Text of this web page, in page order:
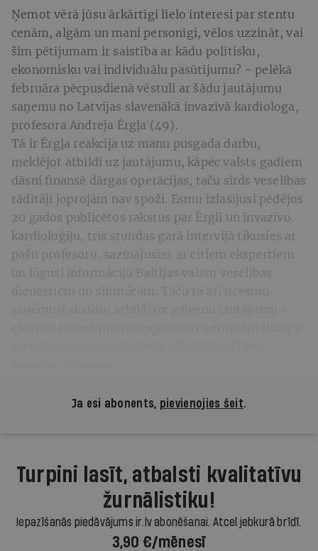
Ņemot vērā jūsu ārkārtīgi lielo interesi par stentu
cenām, algām un mani personīgi, vēlos uzzināt, vai
šim pētījumam ir saistība ar kādu politisku,
ekonomisku vai individuālu pasūtījumu? - pelēkā
februāra pēcpusdienā vēstuli ar šādu jautājumu
saņemu no Latvijas slavenākā invazīvā kardiologa,
profesora Andreja Ērgļa (49).
Tā ir Ērgļa reakcija uz manu pusgada darbu,
meklējot atbildi uz jautājumu, kāpēc valsts gadiem
dāsni finansē dārgas operācijas, taču sirds veselības
rādītāji joprojām nav spoži. Esmu izlasījusi pēdējos
20 gados publicētos rakstus par Ērgli un invazīvo
kardioloģiju, trīs stundas garā intervijā tikusies ar
pašu profesoru, sazinājusies ar citiem ekspertiem
un lūgusi informāciju Baltijas valstu veselības
Ja esi abonents, pievienojies šeit.
Turpini lasīt, atbalsti kvalitatīvu
žurnālistiku!
Iepazīšanās piedāvājums ir.lv abonēšanai. Atcel jebkurā brīdī.
3,90 €/mēnesī